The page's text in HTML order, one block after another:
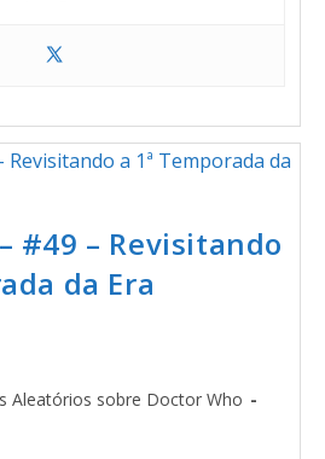
#49 – Revisitando
da Era
Aleatórios sobre Doctor Who